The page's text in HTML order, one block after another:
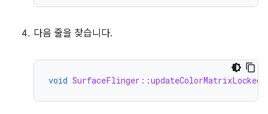
다음 줄을 찾습니다.
void SurfaceFlinger::updateColorMatrixLocked